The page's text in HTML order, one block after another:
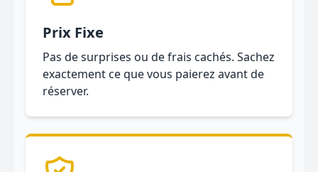
Prix Fixe
Pas de surprises ou de frais cachés. Sachez
exactement ce que vous paierez avant de
réserver.